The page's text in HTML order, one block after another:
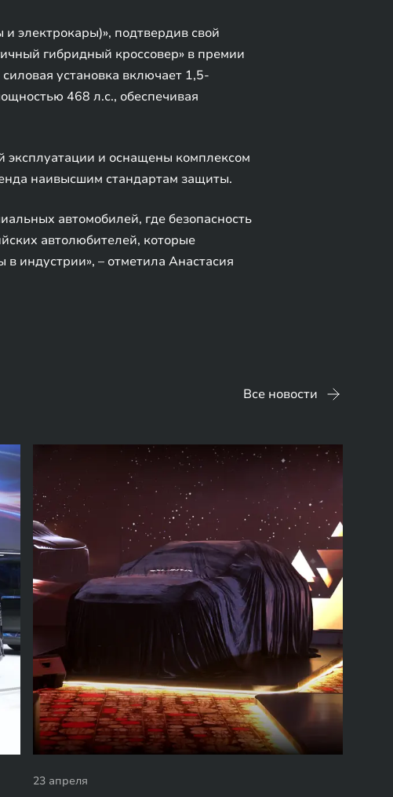
электрокары)», подтвердив свой
гибридный кроссовер» в премии
установка включает 1,5-
468 л.с., обеспечивая
эксплуатации и оснащены комплексом
наивысшим стандартам защиты.
автомобилей, где безопасность
автолюбителей, которые
индустрии», – отметила Анастасия
Все новости
23 апреля